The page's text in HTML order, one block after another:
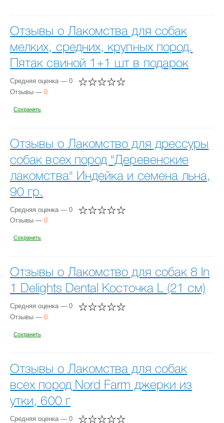
Отзывы о Лакомства для собак
мелких, средних, крупных пород.
Пятак свиной 1+1 шт в подарок
Средняя оценка — 0
Отзывы — 0
Сохранить
Отзывы о Лакомство для дрессуры
собак всех пород "Деревенские
лакомства" Индейка и семена льна,
90 гр.
Средняя оценка — 0
Отзывы — 0
Сохранить
Отзывы о Лакомство для собак 8 In
1 Delights Dental Косточка L (21 см)
Средняя оценка — 0
Отзывы — 0
Сохранить
Отзывы о Лакомства для собак
всех пород Nord Farm джерки из
утки, 600 г
Средняя оценка — 0